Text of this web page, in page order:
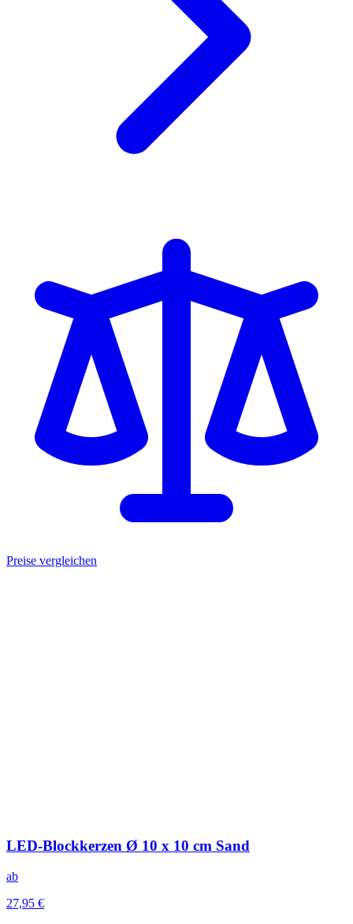
Preise vergleichen
LED-Blockkerzen Ø 10 x 10 cm Sand
ab
27,95 €